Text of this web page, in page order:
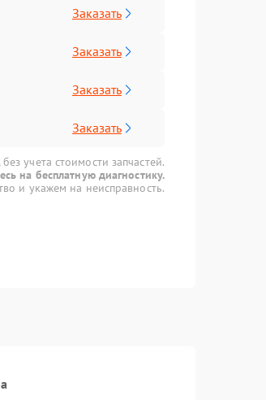
Заказать
Заказать
Заказать
Заказать
учета стоимости запчастей.
на бесплатную диагностику.
и укажем на неисправность.